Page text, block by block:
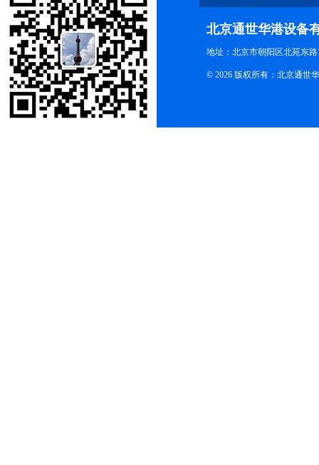
北京通世华港设备
地址：北京市朝阳区北苑东路
© 2026 版权所有：北京通世